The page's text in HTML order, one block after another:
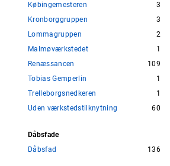
Købingemesteren
3
Kronborggruppen
3
Lommagruppen
2
Malmøværkstedet
1
Renæssancen
109
Tobias Gemperlin
1
Trelleborgsnedkeren
1
Uden værkstedstilknytning
60
Dåbsfade
Dåbsfad
136